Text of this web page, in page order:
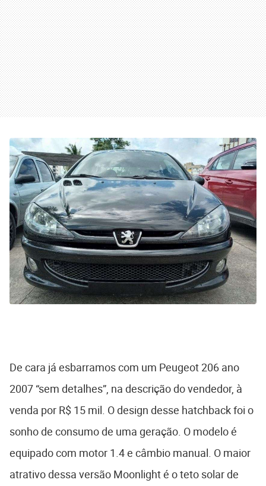
De cara já esbarramos com um Peugeot 206 ano
2007 “sem detalhes”, na descrição do vendedor, à
venda por R$ 15 mil. O design desse hatchback foi o
sonho de consumo de uma geração. O modelo é
equipado com motor 1.4 e câmbio manual. O maior
atrativo dessa versão Moonlight é o teto solar de